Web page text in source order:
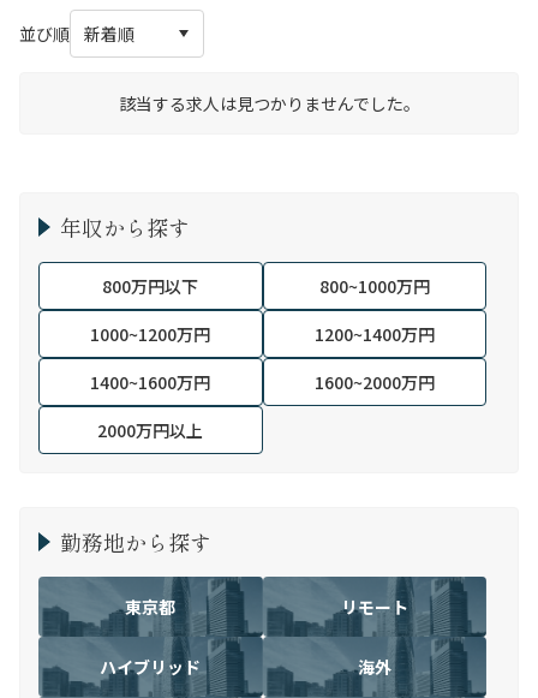
並び順
該当する求人は見つかりませんでした。
年収から探す
800万円以下
800~1000万円
1000~1200万円
1200~1400万円
1400~1600万円
1600~2000万円
2000万円以上
勤務地から探す
東京都 リモート
ハイブリッド 海外